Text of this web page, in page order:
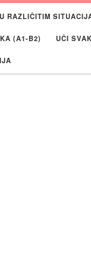
RAZLIČITIM
(A1-B2) UČI